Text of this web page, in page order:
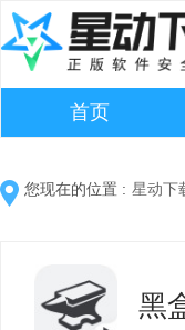
首页
您现在的位置 : 星动下
黑